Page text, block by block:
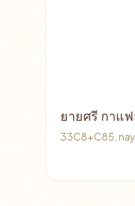
ยายศรี กาแ
33C8+C85,